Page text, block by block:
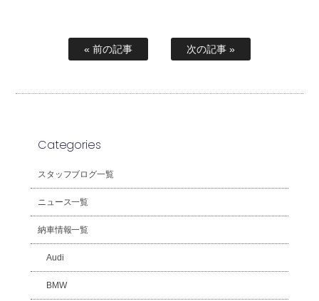
« 前の記事 次の記事 »
Categories
スタッフブログ一覧
ニュース一覧
納車情報一覧
Audi
BMW